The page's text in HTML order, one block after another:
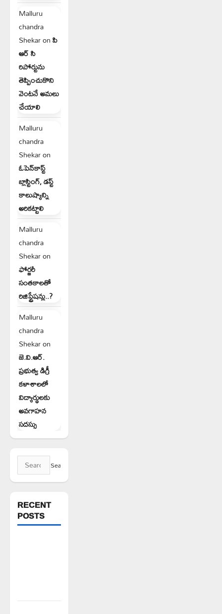
Malluru
chandra
Shekaronపి
ఆర్ సి
రిపోర్టును
తెప్పించుకొని
వెంటనే అమలు
చేయాలి
Malluru
chandra
Shekaron
ఓపెన్‌కాస్ట్
బ్లాస్టింగ్, డస్ట్
కాలుష్యాన్ని
అరికట్టాలి
Malluru
chandra
Shekaron
ఫోర్జరీ
సంతకాలతో
రిజిస్ట్రేషన్లు..?
Malluru
chandra
Shekaron
జె.వి.ఆర్.
ప్రభుత్వ డిగ్రీ
కళాశాలలో
విద్యార్థులకు
అవగాహన
సదస్సు
Search
for:
RECENT
POSTS